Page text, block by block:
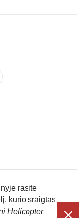
rasite
kurio sraigtas
Helicopter